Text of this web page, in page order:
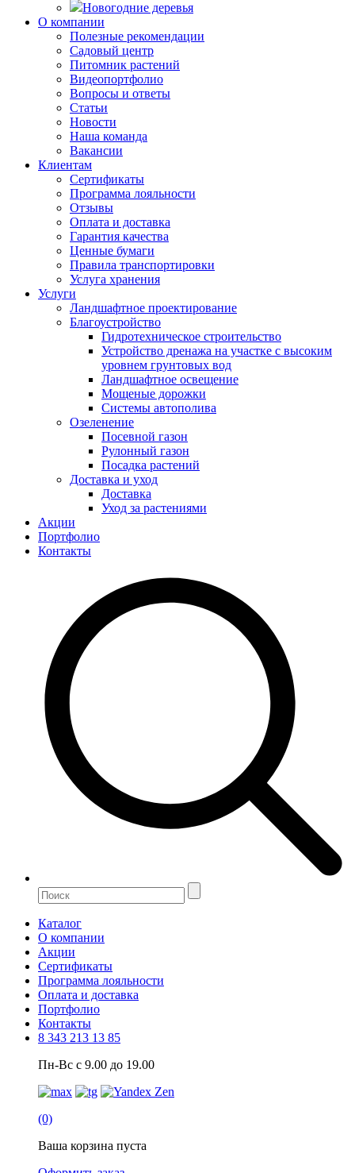
Новогодние деревья
О компании
Полезные рекомендации
Садовый центр
Питомник растений
Видеопортфолио
Вопросы и ответы
Статьи
Новости
Наша команда
Вакансии
Клиентам
Сертификаты
Программа лояльности
Отзывы
Оплата и доставка
Гарантия качества
Ценные бумаги
Правила транспортировки
Услуга хранения
Услуги
Ландшафтное проектирование
Благоустройство
Гидротехническое строительство
Устройство дренажа на участке с высоким
уровнем грунтовых вод
Ландшафтное освещение
Мощеные дорожки
Системы автополива
Озеленение
Посевной газон
Рулонный газон
Посадка растений
Доставка и уход
Доставка
Уход за растениями
Акции
Портфолио
Контакты
Каталог
О компании
Акции
Сертификаты
Программа лояльности
Оплата и доставка
Портфолио
Контакты
8 343 213 13 85
Пн-Вс с 9.00 до 19.00
(0)
Ваша корзина пуста